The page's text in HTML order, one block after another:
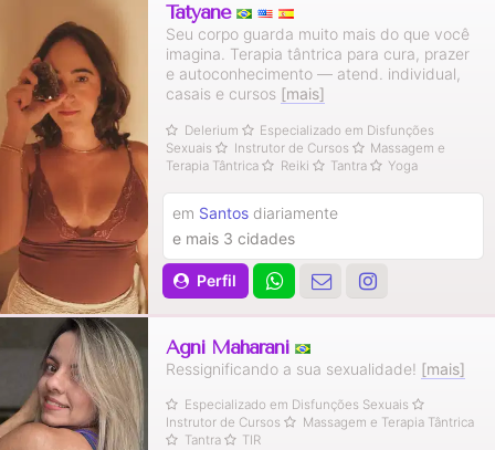
Tatyane
Seu corpo guarda muito mais do que você
imagina. Terapia tântrica para cura, prazer
e autoconhecimento — atend. individual,
casais e cursos [mais]
Delerium
Especializado em Disfunções
Sexuais
Instrutor de Cursos
Massagem e
Terapia Tântrica
Reiki Tantra Yoga
Perfil
em Santos diariamente
e mais 3 cidades
Agni Maharani
Ressignificando a sua sexualidade! [mais]
Especializado em Disfunções Sexuais
Instrutor de Cursos
Massagem e Terapia Tântrica
Tantra
TIR